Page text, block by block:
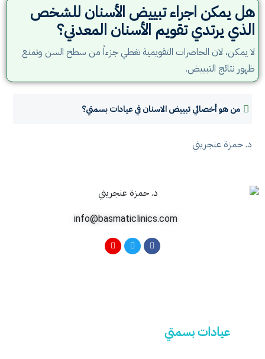
هل يمكن اجراء تبييض الأسنان للشخص
الذي يرتدي تقويم الأسنان المعدني؟
لا يمكن، لان الحاصرات التقويمية تغطي جزءاً من سطح السن وتمنع
ظهور نتائج التبييض.
من هو أخصائي تبييض الاسنان في عيادات بسمتي؟
د. حمزة عنجريني
info@basmaticlinics.com
عيادات بسمتي